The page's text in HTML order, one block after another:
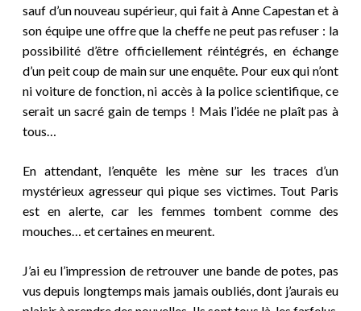
sauf d’un nouveau supérieur, qui fait à Anne Capestan et à
son équipe une offre que la cheffe ne peut pas refuser : la
possibilité d’être officiellement réintégrés, en échange
d’un peit coup de main sur une enquête. Pour eux qui n’ont
ni voiture de fonction, ni accès à la police scientifique, ce
serait un sacré gain de temps ! Mais l’idée ne plaît pas à
tous…
En attendant, l’enquête les mène sur les traces d’un
mystérieux agresseur qui pique ses victimes. Tout Paris
est en alerte, car les femmes tombent comme des
mouches… et certaines en meurent.
J’ai eu l’impression de retrouver une bande de potes, pas
vus depuis longtemps mais jamais oubliés, dont j’aurais eu